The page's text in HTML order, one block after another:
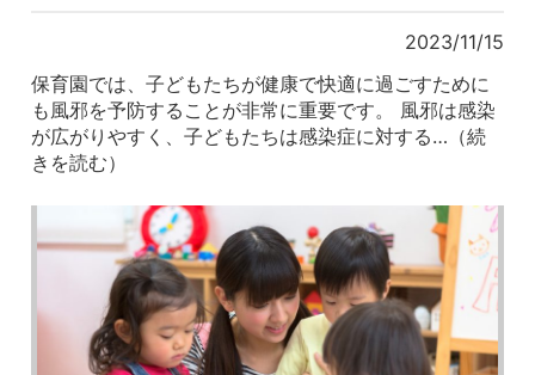
2023/11/15
保育園では、子どもたちが健康で快適に過ごすために
も風邪を予防することが非常に重要です。 風邪は感染
が広がりやすく、子どもたちは感染症に対する…（続
きを読む）